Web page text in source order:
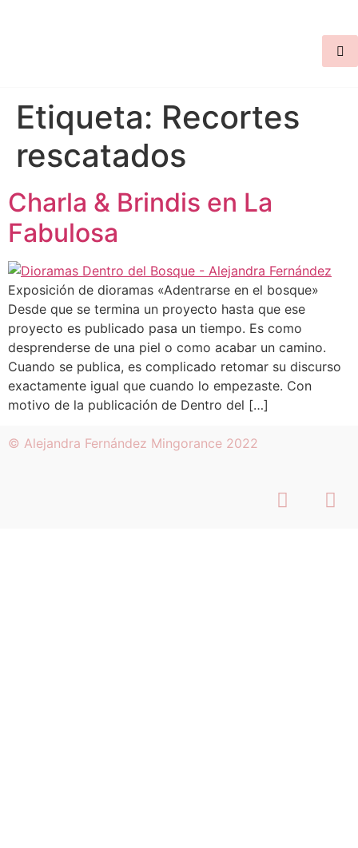
Etiqueta: Recortes
rescatados
Charla & Brindis en La
Fabulosa
Exposición de dioramas «Adentrarse en el bosque»
Desde que se termina un proyecto hasta que ese
proyecto es publicado pasa un tiempo. Es como
desprenderse de una piel o como acabar un camino.
Cuando se publica, es complicado retomar su discurso
exactamente igual que cuando lo empezaste. Con
motivo de la publicación de Dentro del […]
© Alejandra Fernández Mingorance 2022